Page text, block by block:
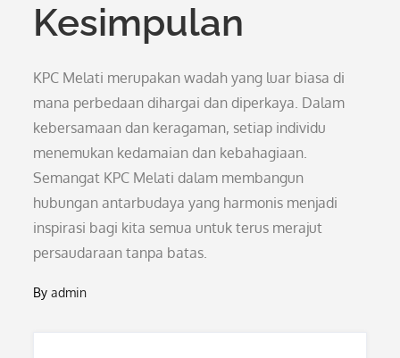
Kesimpulan
KPC Melati merupakan wadah yang luar biasa di
mana perbedaan dihargai dan diperkaya. Dalam
kebersamaan dan keragaman, setiap individu
menemukan kedamaian dan kebahagiaan.
Semangat KPC Melati dalam membangun
hubungan antarbudaya yang harmonis menjadi
inspirasi bagi kita semua untuk terus merajut
persaudaraan tanpa batas.
Byadmin